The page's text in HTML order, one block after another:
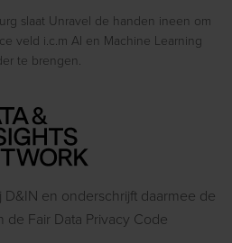
slaat Unravel de handen ineen om
veld i.c.m AI en Machine Learning
te brengen.
D&IN en onderschrijft daarmee de
de Fair Data Privacy Code